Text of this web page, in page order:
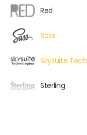
Red
Sass
Skysuite Tech
Sterling